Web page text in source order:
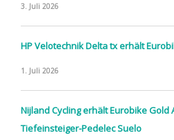
3. Juli 2026
HP Velotechnik Delta tx erhält
1. Juli 2026
Nijland Cycling erhält Eurobike Gold
Tiefeinsteiger-Pedelec Suelo